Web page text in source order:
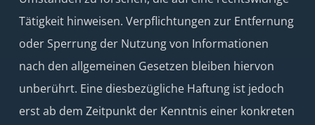
Tätigkeit hinweisen. Verpflichtungen zur Entfernung
oder Sperrung der Nutzung von Informationen
nach den allgemeinen Gesetzen bleiben hiervon
unberührt. Eine diesbezügliche Haftung ist jedoch
erst ab dem Zeitpunkt der Kenntnis einer konkreten